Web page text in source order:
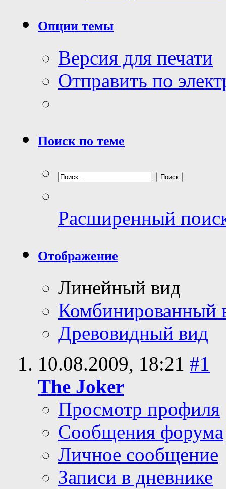
Опции темы
Версия для печати
Отправить по
Поиск по теме
Расширенный
Отображение
Линейный вид
Комбинированный
Древовидный вид
10.08.2009, 18:21 #1
The Joker
Просмотр профиля
Сообщения форума
Личное сообщение
Записи в дневнике